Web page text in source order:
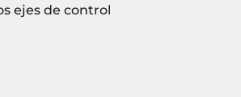
ejes de control